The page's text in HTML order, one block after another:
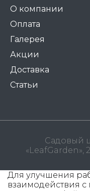
О компании
Оплата
Галерея
Акции
Доставка
Статьи
Садовый
«LeafGarden»,
Для улучшения
взаимодействия